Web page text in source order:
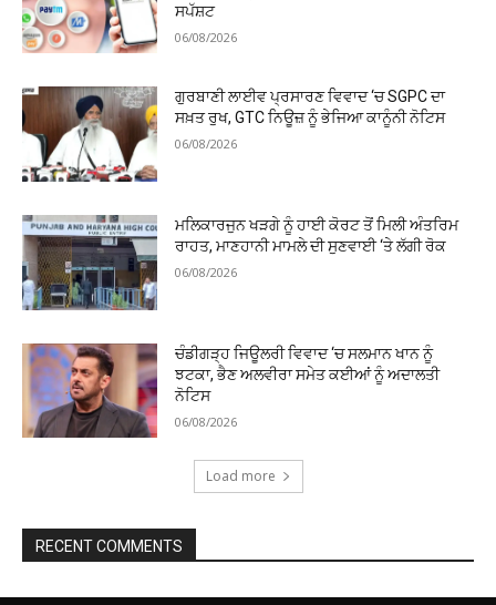
ਸਪੱਸ਼ਟ
06/08/2026
ਗੁਰਬਾਣੀ ਲਾਈਵ ਪ੍ਰਸਾਰਣ ਵਿਵਾਦ ‘ਚ SGPC ਦਾ
ਸਖ਼ਤ ਰੁਖ, GTC ਨਿਊਜ਼ ਨੂੰ ਭੇਜਿਆ ਕਾਨੂੰਨੀ ਨੋਟਿਸ
06/08/2026
ਮਲਿਕਾਰਜੁਨ ਖੜਗੇ ਨੂੰ ਹਾਈ ਕੋਰਟ ਤੋਂ ਮਿਲੀ ਅੰਤਰਿਮ
ਰਾਹਤ, ਮਾਣਹਾਨੀ ਮਾਮਲੇ ਦੀ ਸੁਣਵਾਈ ‘ਤੇ ਲੱਗੀ ਰੋਕ
06/08/2026
ਚੰਡੀਗੜ੍ਹ ਜਿਊਲਰੀ ਵਿਵਾਦ ‘ਚ ਸਲਮਾਨ ਖਾਨ ਨੂੰ
ਝਟਕਾ, ਭੈਣ ਅਲਵੀਰਾ ਸਮੇਤ ਕਈਆਂ ਨੂੰ ਅਦਾਲਤੀ
ਨੋਟਿਸ
06/08/2026
Load more
RECENT COMMENTS